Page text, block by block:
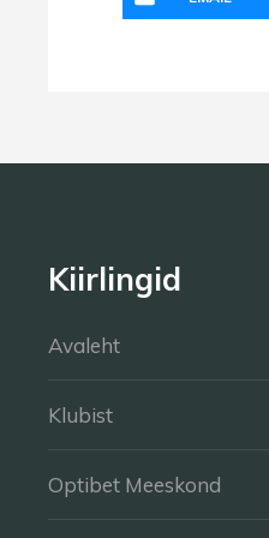
Kiirlingid
Avaleht
Klubist
Optibet Meeskond